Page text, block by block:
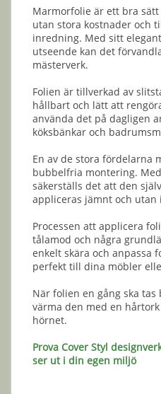
Marmorfolie är ett bra
utan stora kostnader och
inredning. Med sitt
utseende kan det
mästerverk.
Folien är tillverkad av
hållbart och lätt att
använda det på dagligen
köksbänkar och
En av de stora fördelarna
bubbelfria montering.
säkerställs det att den
appliceras jämnt och
Processen att applicera
tålamod och några
enkelt skära och anpassa
perfekt till dina möbler
När folien en gång ska
värma den med en
hörnet.
Prova Cover Styl
ser ut i din egen miljö